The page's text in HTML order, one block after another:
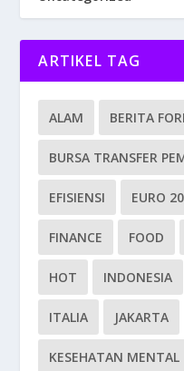
ARTIKEL TAG
ALAM BERITA
BURSA TRANSFER
EFISIENSI EURO
FINANCE FOOD
HOT INDONESIA
ITALIA JAKARTA
KESEHATAN MENTAL